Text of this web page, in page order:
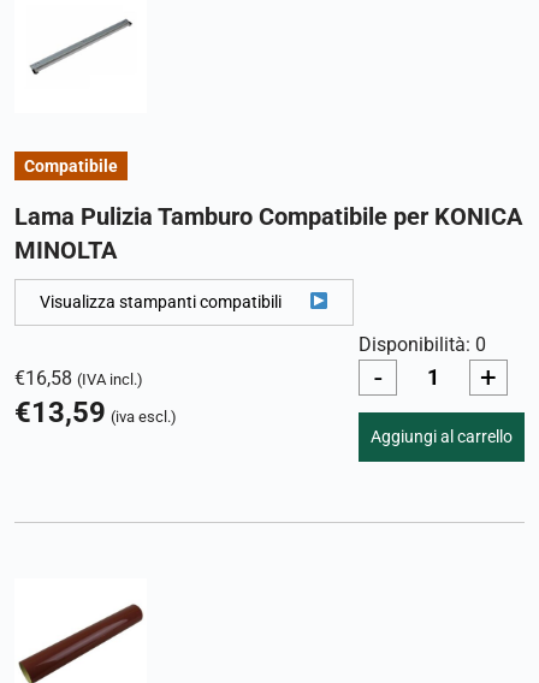
Compatibile
Lama Pulizia Tamburo Compatibile per KONICA
MINOLTA
Visualizza stampanti compatibili
€16,58 (IVA incl.)
€13,59 (iva escl.)
Disponibilità: 0
- +
Aggiungi al carrello